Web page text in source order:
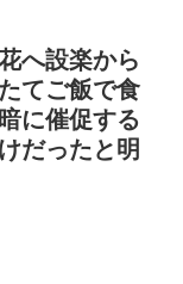
へ設楽から
てご飯で食
に催促する
だったと明